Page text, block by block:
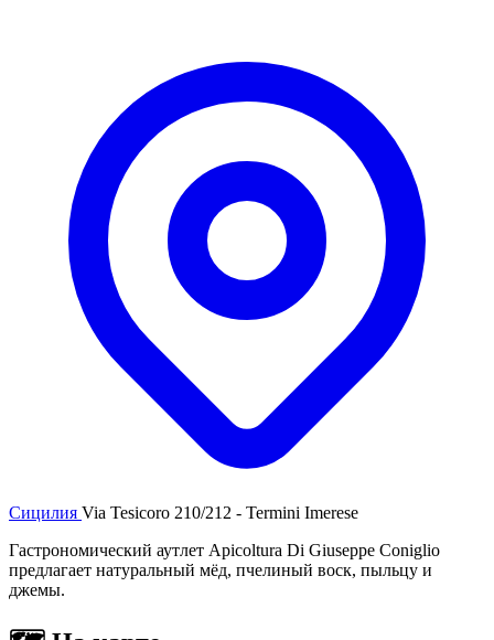
Сицилия Via Tesicoro 210/212 - Termini Imerese
Гастрономический аутлет Apicoltura Di Giuseppe Coniglio
предлагает натуральный мёд, пчелиный воск, пыльцу и
джемы.